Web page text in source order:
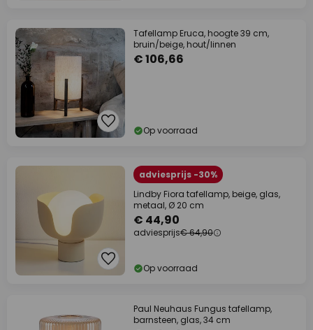
Tafellamp Eruca, hoogte 39 cm,
bruin/beige, hout/linnen
€ 106,66
Op voorraad
adviesprijs -30%
Lindby Fiora tafellamp, beige, glas,
metaal, Ø 20 cm
€ 44,90
adviesprijs€ 64,90
Op voorraad
Paul Neuhaus Fungus tafellamp,
barnsteen, glas, 34 cm